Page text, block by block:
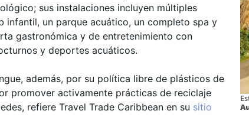
sus instalaciones incluyen múltiples
infantil, un parque acuático, un completo spa y
gastronómica y de entretenimiento con
y deportes acuáticos.
además, por su política libre de plásticos de
promover activamente prácticas de reciclaje
refiere Travel Trade Caribbean en su sitio